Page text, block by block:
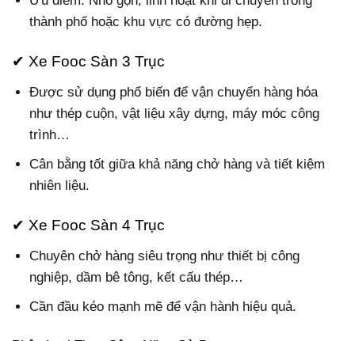
thành phố hoặc khu vực có đường hẹp.
✔ Xe Fooc Sàn 3 Trục
Được sử dụng phổ biến để vận chuyển hàng hóa
như thép cuộn, vật liệu xây dựng, máy móc công
trình…
Cân bằng tốt giữa khả năng chở hàng và tiết kiệm
nhiên liệu.
✔ Xe Fooc Sàn 4 Trục
Chuyên chở hàng siêu trọng như thiết bị công
nghiệp, dầm bê tông, kết cấu thép…
Cần đầu kéo mạnh mẽ để vận hành hiệu quả.